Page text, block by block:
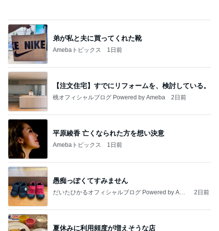
弟が私と夫に買ってくれた靴
Amebaトピックス 1日前
【注文住宅】すでにリフォームを、検討している。
桃オフィシャルブログ Powered by Ameba 2日前
平原綾香 亡くなられた方を想い決意
Amebaトピックス 1日前
愚痴っぽくてすみません
だいたひかるオフィシャルブログ Powered by Ame
2日前
夏休みに利用頻度が増えそうな店